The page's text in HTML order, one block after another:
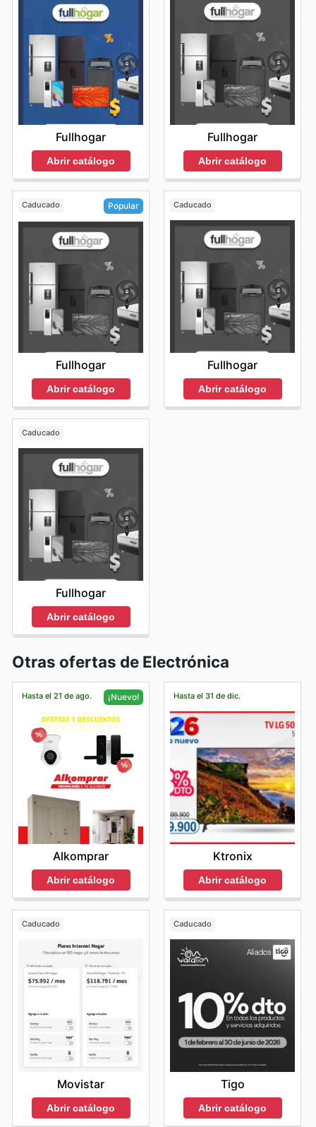
Fullhogar
Abrir catálogo
Fullhogar
Abrir catálogo
Caducado Popular
Fullhogar
Abrir catálogo
Caducado
Fullhogar
Abrir catálogo
Caducado
Fullhogar
Abrir catálogo
Otras ofertas de Electrónica
Hasta el 21 de ago. ¡Nuevo!
Alkomprar
Abrir catálogo
Hasta el 31 de dic.
Ktronix
Abrir catálogo
Caducado
Movistar
Abrir catálogo
Caducado
Tigo
Abrir catálogo